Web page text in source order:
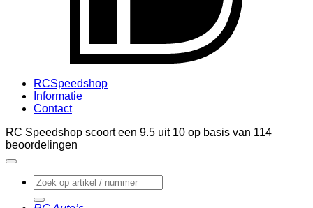
RCSpeedshop
Informatie
Contact
RC Speedshop scoort een 9.5 uit 10 op basis van 114
beoordelingen
Zoeken
naar: